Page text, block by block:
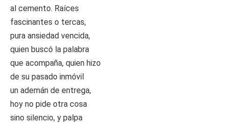
al cemento. Raíces
fascinantes o tercas,
pura ansiedad vencida,
quien buscó la palabra
que acompaña, quien hizo
de su pasado inmóvil
un ademán de entrega,
hoy no pide otra cosa
sino silencio, y palpa